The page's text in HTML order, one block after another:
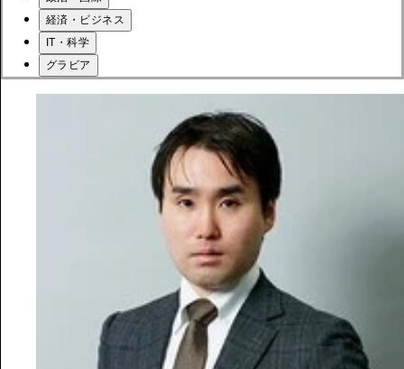
経済・ビジネス
IT・科学
グラビア